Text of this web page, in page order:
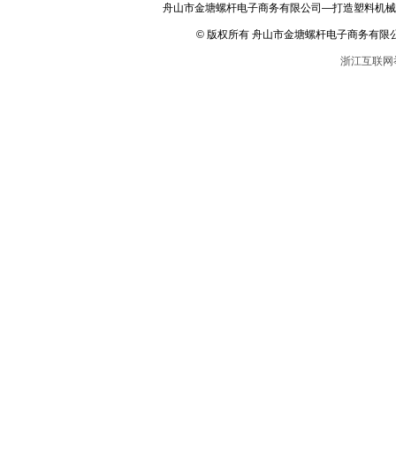
舟山市金塘螺杆电子商务有限公司—打造塑料机
© 版权所有 舟山市金塘螺杆电子商务有
浙江互联网